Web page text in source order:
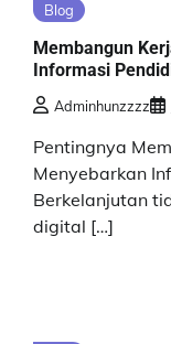
Blog
Membangun
Informasi
Adminhunzzzz
Pentingnya
Menyebarkan
Berkelanjutan
digital […]